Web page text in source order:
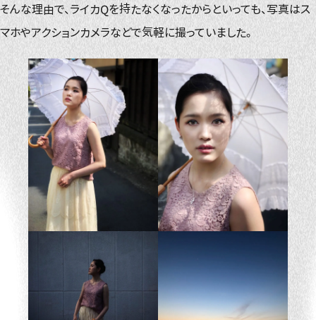
そんな理由で、ライカQを持たなくなったからといっても、写真はス
マホやアクションカメラなどで気軽に撮っていました。